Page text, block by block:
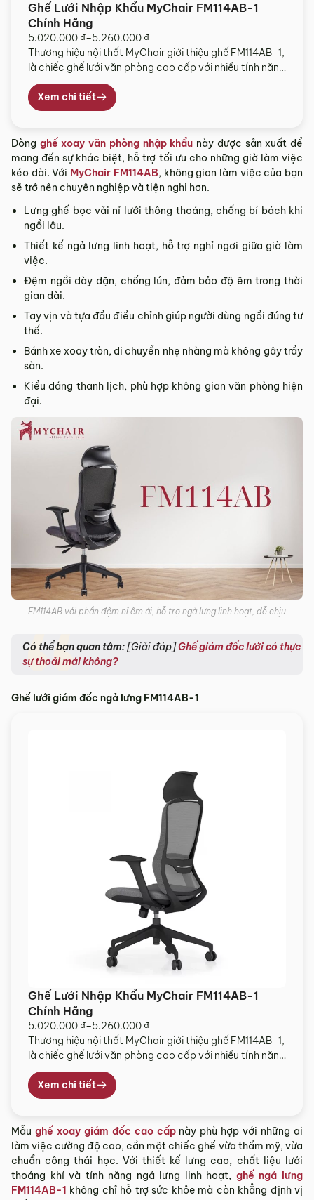
Ghế Lưới Nhập Khẩu MyChair FM114AB-1
Chính Hãng
5.020.000₫–5.260.000₫
Khoảng
giá:
từ
5.020.000 ₫
đến
Thương hiệu nội thất MyChair giới thiệu ghế FM114AB-1,
là chiếc ghế lưới văn phòng cao cấp với nhiều tính năng
ưu việt hỗ trợ người dùng trong quá trình sử dụng. Bạn
có thể điều chỉnh dễ dàng các tính năng theo tư thế
mong muốn khi ngồi làm việc và nghỉ ngơi. MyChair […]
Xem chi tiết
Dòng ghế xoay văn phòng nhập khẩu này được sản xuất để
mang đến sự khác biệt, hỗ trợ tối ưu cho những giờ làm việc
kéo dài. Với MyChair FM114AB, không gian làm việc của bạn
sẽ trở nên chuyên nghiệp và tiện nghi hơn.
Lưng ghế bọc vải nỉ lưới thông thoáng, chống bí bách khi
ngồi lâu.
Thiết kế ngả lưng linh hoạt, hỗ trợ nghỉ ngơi giữa giờ làm
việc.
Đệm ngồi dày dặn, chống lún, đảm bảo độ êm trong thời
gian dài.
Tay vịn và tựa đầu điều chỉnh giúp người dùng ngồi đúng tư
thế.
Bánh xe xoay tròn, di chuyển nhẹ nhàng mà không gây trầy
sàn.
Kiểu dáng thanh lịch, phù hợp không gian văn phòng hiện
đại.
FM114AB với phần đệm nỉ êm ái, hỗ trợ ngả lưng linh hoạt, dễ chịu
Có thể bạn quan tâm:[Giải đáp]Ghế giám đốc lưới có thực
sự thoải mái không?
Ghế lưới giám đốc ngả lưng FM114AB-1
Ghế Lưới Nhập Khẩu MyChair FM114AB-1
Chính Hãng
5.020.000₫–5.260.000₫
Khoảng
giá:
từ
5.020.000 ₫
đến
Thương hiệu nội thất MyChair giới thiệu ghế FM114AB-1,
là chiếc ghế lưới văn phòng cao cấp với nhiều tính năng
ưu việt hỗ trợ người dùng trong quá trình sử dụng. Bạn
có thể điều chỉnh dễ dàng các tính năng theo tư thế
mong muốn khi ngồi làm việc và nghỉ ngơi. MyChair […]
Xem chi tiết
Mẫu ghế xoay giám đốc cao cấpnày phù hợp với những ai
làm việc cường độ cao, cần một chiếc ghế vừa thẩm mỹ, vừa
chuẩn công thái học. Với thiết kế lưng cao, chất liệu lưới
thoáng khí và tính năng ngả lưng linh hoạt, ghế ngả lưng
FM114AB-1 không chỉ hỗ trợ sức khỏe mà còn khẳng định vị